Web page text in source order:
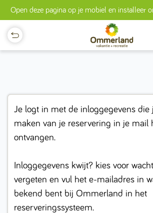
Open deze pagina op je mobiel en installeer
Je logt in met de inloggegevens die
maken van je reservering in je mail
ontvangen.
Inloggegevens kwijt? kies voor
vergeten en vul het e-mailadres in
bekend bent bij Ommerland in het
reserveringssysteem.